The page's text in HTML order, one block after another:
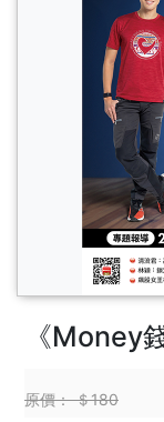
《Money
原價：＄180